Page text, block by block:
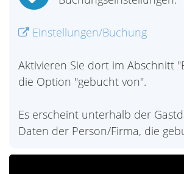
Einstellungen/Buchung
Aktivieren Sie dort im Abschnitt
die Option "gebucht von".
Es erscheint unterhalb der
Daten der Person/Firma, die